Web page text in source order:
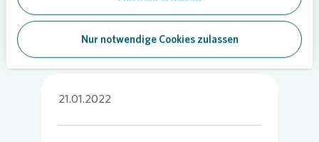
Nur notwendige Cookies zulassen
21.01.2022